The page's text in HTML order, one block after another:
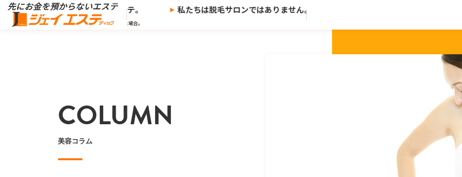
らないエステ、※ ジェイエステ。
※当社の推奨する支払い方法で決済した場合。
私たちは脱毛サロンではありません。歴史ある老舗トータルビューティーサロンです。
COLUMN
美容コラム